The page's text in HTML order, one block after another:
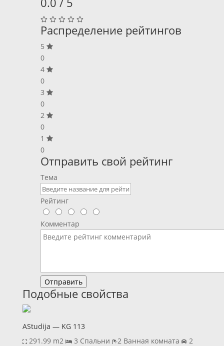
Распределение рейтингов
5
0
4
0
3
0
2
0
1
0
Отправить свой рейтинг
Тема
Рейтинг
Комментар
Отправить
Подобные свойства
AStudija — KG 113
291.99 m2
3 Спальни 2 Ванная комната 2